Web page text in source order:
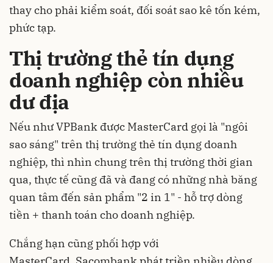
thay cho phải kiểm soát, đối soát sao kê tốn kém,
phức tạp.
Thị trường thẻ tín dụng
doanh nghiệp còn nhiều
dư địa
Nếu như VPBank được MasterCard gọi là "ngôi
sao sáng" trên thị trường thẻ tín dụng doanh
nghiệp, thì nhìn chung trên thị trường thời gian
qua, thực tế cũng đã và đang có những nhà băng
quan tâm đến sản phẩm "2 in 1" - hỗ trợ dòng
tiền + thanh toán cho doanh nghiệp.
Chắng hạn cũng phối hợp với